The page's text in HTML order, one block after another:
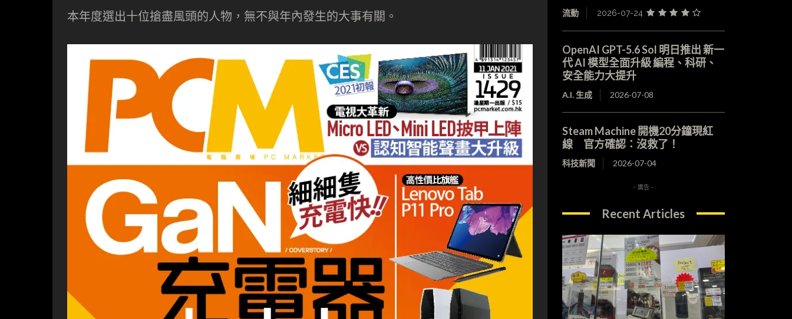
本年度選出十位搶盡風頭的人物，無不與年內發生的大事有關。
流動 2026-07-24
OpenAI GPT-5.6 Sol 明日推出 新一
代 AI 模型全面升級 編程、科研、
安全能力大提升
A.I. 生成 2026-07-08
Steam Machine 開機20分鐘現紅
線 官方確認：沒救了！
科技新聞 2026-07-04
- 廣告 -
Recent Articles